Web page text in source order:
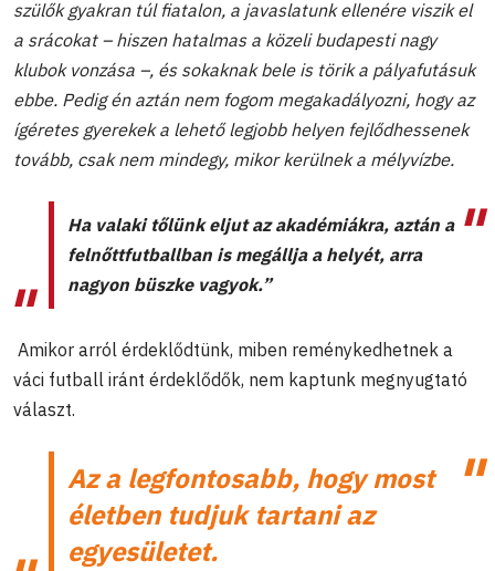
szülők gyakran túl fiatalon, a javaslatunk ellenére viszik el
a srácokat – hiszen hatalmas a közeli budapesti nagy
klubok vonzása –, és sokaknak bele is törik a pályafutásuk
ebbe. Pedig én aztán nem fogom megakadályozni, hogy az
ígéretes gyerekek a lehető legjobb helyen fejlődhessenek
tovább, csak nem mindegy, mikor kerülnek a mélyvízbe.
Ha valaki tőlünk eljut az akadémiákra, aztán a
felnőttfutballban is megállja a helyét, arra
nagyon büszke vagyok.”
Amikor arról érdeklődtünk, miben reménykedhetnek a
váci futball iránt érdeklődők, nem kaptunk megnyugtató
választ.
Az a legfontosabb, hogy most
életben tudjuk tartani az
egyesületet.